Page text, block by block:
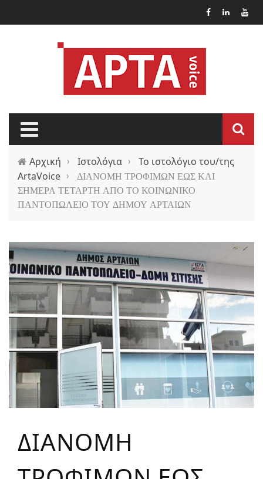
Αρχική › Ιστολόγια ›
Το ιστολόγιο του/της
ArtaVoice ›
ΔΙΑΝΟΜΗ ΤΡΟΦΙΜΩΝ ΕΩΣ ΚΑΙ
ΣΗΜΕΡΑ ΤΕΤΑΡΤΗ ΑΠΟ ΤΟ ΚΟΙΝΩΝΙΚΟ
ΠΑΝΤΟΠΩΛΕΙΟ ΤΟΥ ΔΗΜΟΥ ΑΡΤΑΙΩΝ
ΔΙΑΝΟΜΗ